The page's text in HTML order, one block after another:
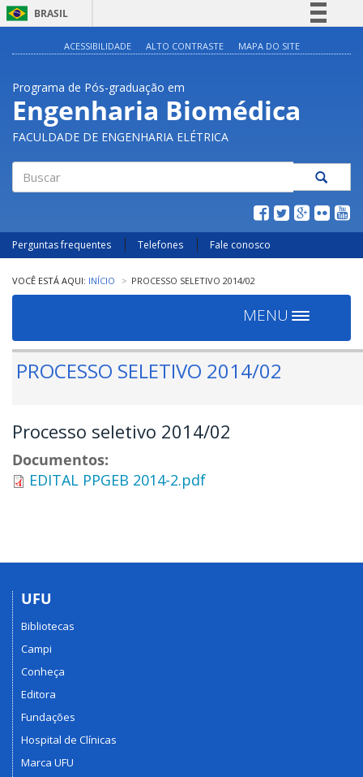
BRASIL
Acesso à informação
Canais
ACESSIBILIDADE ALTO CONTRASTE MAPA DO SITE
Programa de Pós-graduação em
Engenharia Biomédica
FACULDADE DE ENGENHARIA ELÉTRICA
Perguntas frequentes Telefones Fale conosco
INÍCIO PROCESSO SELETIVO 2014/02
MENU
Toggle
navigation
PROCESSO SELETIVO 2014/02
Processo seletivo 2014/02
Documentos:
EDITAL PPGEB 2014-2.pdf
UFU
Bibliotecas
Campi
Conheça
Editora
Fundações
Hospital de Clínicas
Marca UFU